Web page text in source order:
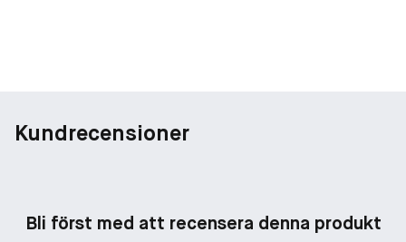
Kundrecensioner
Bli först med att recensera denna produkt